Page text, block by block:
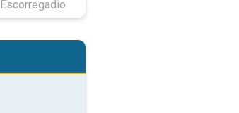
Escorregadio